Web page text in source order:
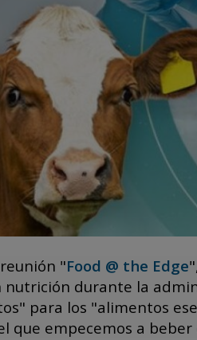
"Food @ the Edge
nutrición durante la
para los "alimentos
que empecemos a